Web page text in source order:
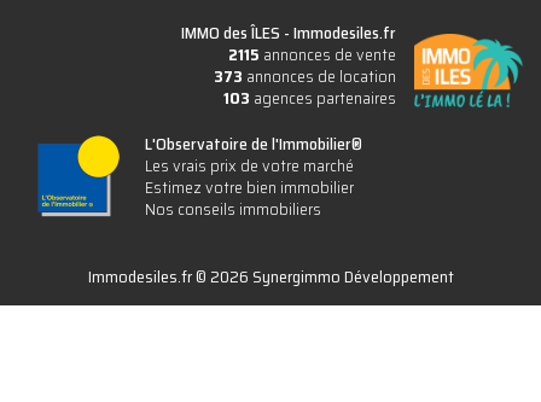
IMMO des ÎLES -Immodesiles.fr
2115 annonces de vente
373 annonces de location
103 agences partenaires
L'Observatoire de l'Immobilier®
Les vrais prix de votre marché
Estimez votre bien immobilier
Nos conseils immobiliers
Immodesiles.fr © 2026 Synergimmo Développement